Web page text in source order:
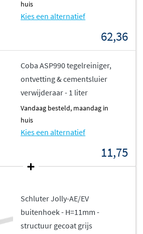
huis
Kies een alternatief
62,36
Coba ASP990 tegelreiniger,
ontvetting & cementsluier
verwijderaar - 1 liter
vandaag besteld, maandag in
huis
Kies een alternatief
11,75
Schluter Jolly-AE/EV
buitenhoek - H=11mm -
structuur gecoat grijs